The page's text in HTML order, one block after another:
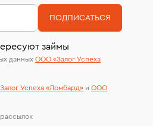
получены
геммологических
займы
ПОДПИСАТЬСЯ
данных ООО «Залог Успеха
Успеха «Ломбард» и ООО